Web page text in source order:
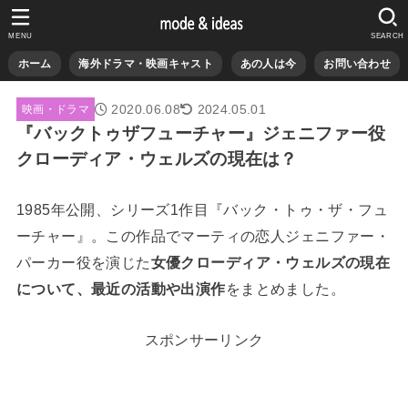
ホーム 海外ドラマ・映画キャスト あの人は今 お問い合わせ
SEARCH
MENU
映画・ドラマ 2020.06.08 2024.05.01
『バックトゥザフューチャー』ジェニファー役
クローディア・ウェルズの現在は？
1985年公開、シリーズ1作目『バック・トゥ・ザ・フュ
ーチャー』。この作品でマーティの恋人ジェニファー・
パーカー役を演じた女優クローディア・ウェルズの現在
について、最近の活動や出演作をまとめました。
スポンサーリンク